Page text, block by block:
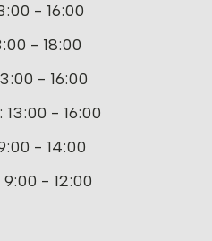
- 16:00
- 18:00
- 16:00
- 16:00
- 14:00
- 12:00